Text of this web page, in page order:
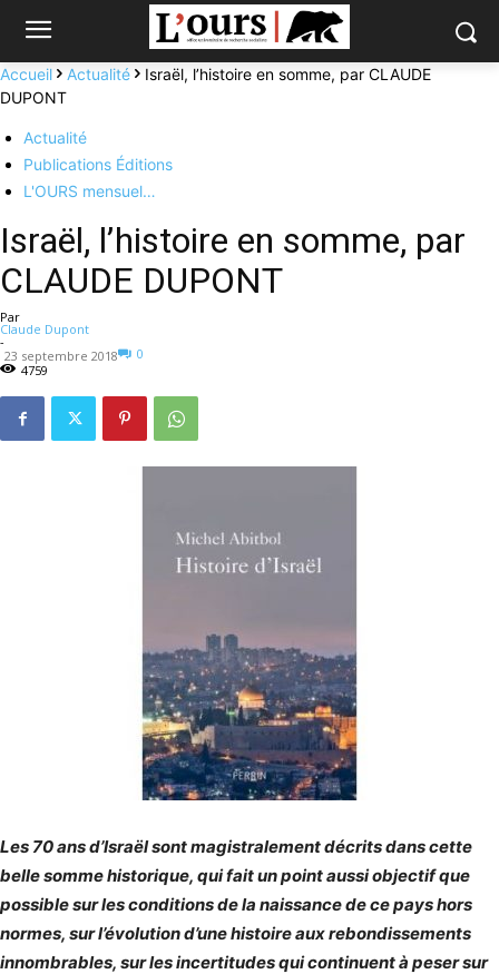
Accueil Actualité
Israël, l’histoire en somme, par CLAUDE
DUPONT
Actualité
Publications Éditions
L'OURS mensuel…
Israël, l’histoire en somme, par
CLAUDE DUPONT
Par
Claude Dupont
-
23 septembre 2018
0
4759
Les 70 ans d’Israël sont magistralement décrits dans cette
belle somme historique, qui fait un point aussi objectif que
possible sur les conditions de la naissance de ce pays hors
normes, sur l’évolution d’une histoire aux rebondissements
innombrables, sur les incertitudes qui continuent à peser sur